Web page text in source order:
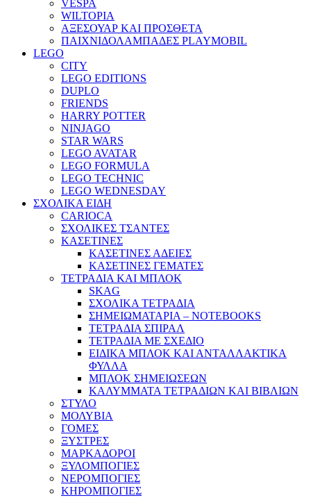
VESPA
WILTOPIA
ΑΞΕΣΟΥΑΡ ΚΑΙ ΠΡΟΣΘΕΤΑ
ΠΑΙΧΝΙΔΟΛΑΜΠΑΔΕΣ PLAYMOBIL
LEGO
CITY
LEGO EDITIONS
DUPLO
FRIENDS
HARRY POTTER
NINJAGO
STAR WARS
LEGO AVATAR
LEGO FORMULA
LEGO TECHNIC
LEGO WEDNESDAY
ΣΧΟΛΙΚΑ ΕΙΔΗ
CARIOCA
ΣΧΟΛΙΚΕΣ ΤΣΑΝΤΕΣ
ΚΑΣΕΤΙΝΕΣ
ΚΑΣΕΤΙΝΕΣ ΑΔΕΙΕΣ
ΚΑΣΕΤΙΝΕΣ ΓΕΜΑΤΕΣ
ΤΕΤΡΑΔΙΑ ΚΑΙ ΜΠΛΟΚ
SKAG
ΣΧΟΛΙΚΑ ΤΕΤΡΑΔΙΑ
ΣΗΜΕΙΩΜΑΤΑΡΙΑ – NOTEBOOKS
ΤΕΤΡΑΔΙΑ ΣΠΙΡΑΛ
ΤΕΤΡΑΔΙΑ ΜΕ ΣΧΕΔΙΟ
ΕΙΔΙΚΑ ΜΠΛΟΚ ΚΑΙ ΑΝΤΑΛΛΑΚΤΙΚΑ
ΦΥΛΛΑ
ΜΠΛΟΚ ΣΗΜΕΙΩΣΕΩΝ
ΚΑΛΥΜΜΑΤΑ ΤΕΤΡΑΔΙΩΝ ΚΑΙ ΒΙΒΛΙΩΝ
ΣΤΥΛΟ
ΜΟΛΥΒΙΑ
ΓΟΜΕΣ
ΞΥΣΤΡΕΣ
ΜΑΡΚΑΔΟΡΟΙ
ΞΥΛΟΜΠΟΓΙΕΣ
ΝΕΡΟΜΠΟΓΙΕΣ
ΚΗΡΟΜΠΟΓΙΕΣ